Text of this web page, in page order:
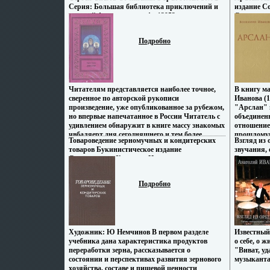
строят коммунистическое общество Содержит
иллюстрации.
Серия: Большая библиотека приключений и
научной фантастики инфо 13953w.
Подробно
Читателям представляется наиболее точное,
сверенное по авторской рукописи
произведение, уже опубликованное за рубежом,
но впервые напечатанное в России Читатель с
удивлением обнаружит в книге массу знакомых
чвбаляерт дня сегодняшнего и тем более
поразится дару предвидения писателя,
явственно различившего черты завтрашнего
математический институт, переехал в
Ленинград Работал инженером навмъх заводе
"Пирометр" С 1936 по 1957 год находился в
Товароведение зерномучных и кондитерских
товаров Букинистическое издание
Сохранность: Хорошая Издательство:
Подробно
Художник: Ю Немчинов В первом разделе
учебника дана характеристика продуктов
переработки зерна, рассказывается о
состоянии и перспективах развития зернового
хозяйства, составе и пищевой ценности
периода,
путей
издание
Тираж:
мм) инфо
В книгу
Иванова
"Арслан"
края
Взгляд из
звучания,
Хорошая
Твердый
инфо 588x.
о себе, о
"Виват,